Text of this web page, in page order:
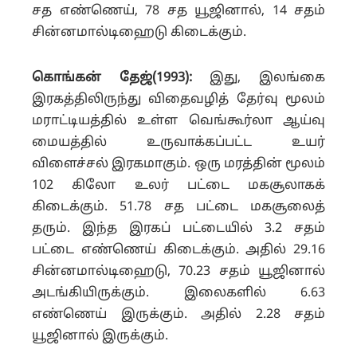
சத எண்ணெய், 78 சத யூஜினால், 14 சதம்
சின்னமால்டிஹைடு கிடைக்கும்.
கொங்கன் தேஜ்(1993):இது, இலங்கை
இரகத்திலிருந்து விதைவழித் தேர்வு மூலம்
மராட்டியத்தில் உள்ள வெங்கூர்லா ஆய்வு
மையத்தில் உருவாக்கப்பட்ட உயர்
விளைச்சல் இரகமாகும். ஒரு மரத்தின் மூலம்
102 கிலோ உலர் பட்டை மகசூலாகக்
கிடைக்கும். 51.78 சத பட்டை மகசூலைத்
தரும். இந்த இரகப் பட்டையில் 3.2 சதம்
பட்டை எண்ணெய் கிடைக்கும். அதில் 29.16
சின்னமால்டிஹைடு, 70.23 சதம் யூஜினால்
அடங்கியிருக்கும். இலைகளில் 6.63
எண்ணெய் இருக்கும். அதில் 2.28 சதம்
யூஜினால் இருக்கும்.